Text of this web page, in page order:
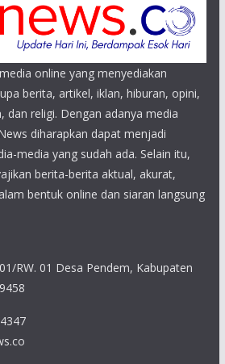
online yang menyediakan
berita, artikel, iklan, hiburan, opini,
dan religi. Dengan adanya media
diharapkan dapat menjadi
media yang sudah ada. Selain itu,
berita-berita aktual, akurat,
bentuk online dan siaran langsung
RW. 01 Desa Pendem, Kabupaten